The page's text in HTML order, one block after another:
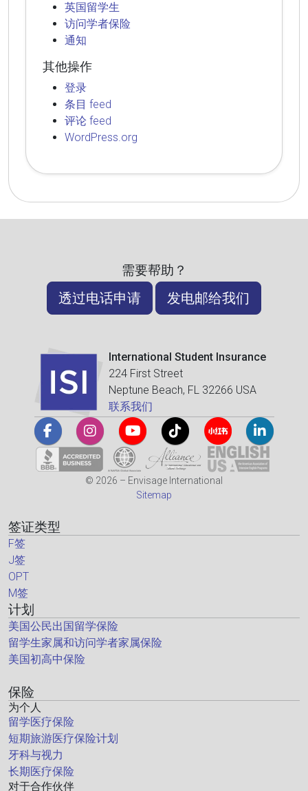
英国留学生
访问学者保险
通知
其他操作
登录
条目 feed
评论 feed
WordPress.org
需要帮助？
透过电话申请 发电邮给我们
International Student Insurance
224 First Street
Neptune Beach, FL 32266 USA
联系我们
© 2026 – Envisage International
Sitemap
签证类型
F签
J签
OPT
M签
计划
美国公民出国留学保险
留学生家属和访问学者家属保险
美国初高中保险
保险
为个人
留学医疗保险
短期旅游医疗保险计划
牙科与视力
长期医疗保险
对于合作伙伴